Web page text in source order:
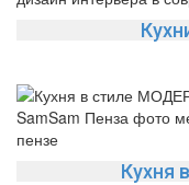
Кухня